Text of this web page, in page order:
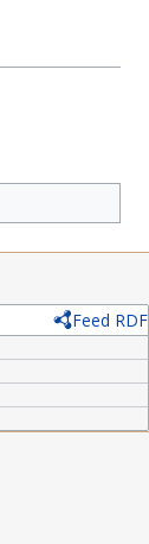
Feed RDF